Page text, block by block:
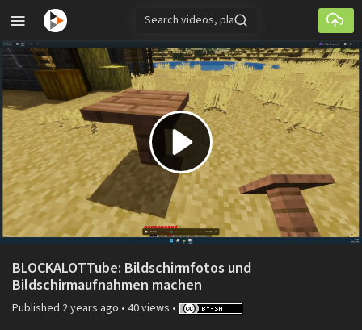
Skip to main content
Play
Video
BLOCKALOTTube: Bildschirmfotos und
Bildschirmaufnahmen machen
Published 2 years ago • 40 views •